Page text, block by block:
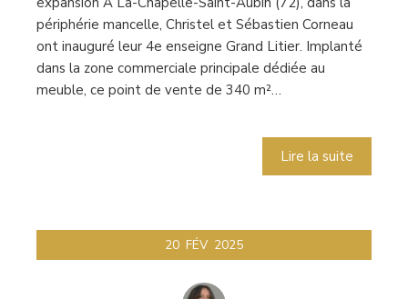
périphérie mancelle, Christel et Sébastien Corneau
ont inauguré leur 4e enseigne Grand Litier. Implanté
dans la zone commerciale principale dédiée au
meuble, ce point de vente de 340 m²…
Lire la suite
20 FÉV 2025